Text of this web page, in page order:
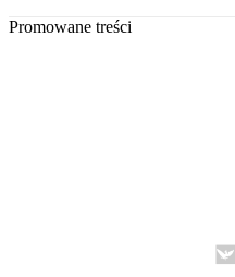
Promowane treści